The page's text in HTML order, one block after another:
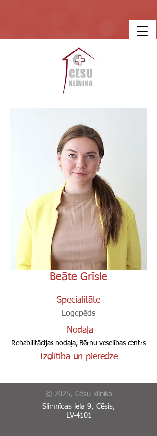
Beāte Grīsle
Specialitāte
Logopēds
Nodaļa
Rehabilitācijas nodaļa, Bērnu veselības centrs
Izglītība un pieredze
© 2025, Cēsu klīnika
Slimnīcas iela 9, Cēsis,
LV-4101